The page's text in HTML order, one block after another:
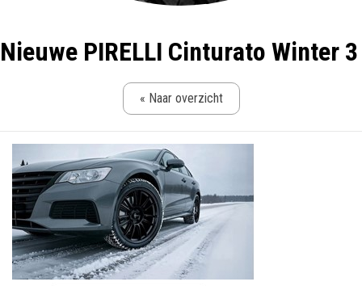
Nieuwe PIRELLI Cinturato Winter 3
« Naar overzicht